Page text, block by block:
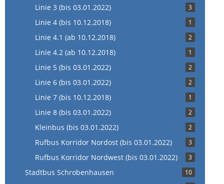
Linie 3 (bis 03.01.2022) 3
Linie 4 (bis 10.12.2018) 1
Linie 4.1 (ab 10.12.2018) 2
Linie 4.2 (ab 10.12.2018) 1
Linie 5 (bis 03.01.2022) 2
Linie 6 (bis 03.01.2022) 2
Linie 7 (bis 10.12.2018) 1
Linie 8 (bis 03.01.2022) 2
Kleinbus (bis 03.01.2022) 2
Rufbus Korridor Nordost (bis 03.01.2022) 3
Rufbus Korridor Nordwest (bis 03.01.2022) 3
Stadtbus Schrobenhausen 10